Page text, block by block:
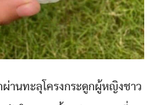
านทะลุโครงกระดูกผู้หญิงชาว